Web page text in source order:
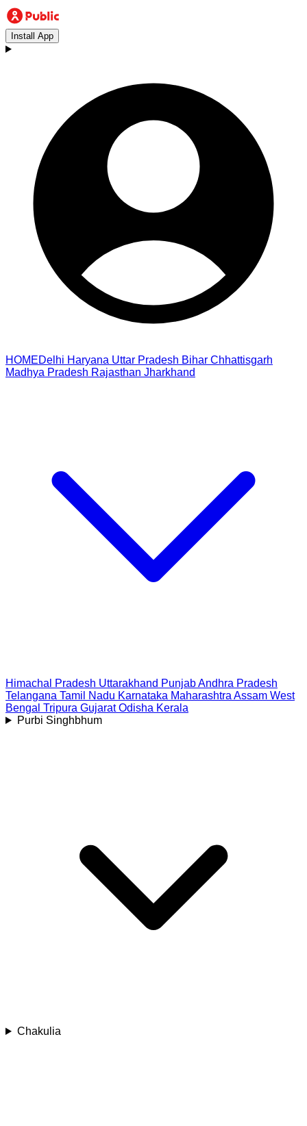
Install App
HOMEDelhi Haryana Uttar Pradesh Bihar Chhattisgarh
Madhya Pradesh Rajasthan Jharkhand
Himachal Pradesh Uttarakhand PunjabAndhra Pradesh
Telangana Tamil Nadu Karnataka Maharashtra Assam West
Bengal Tripura Gujarat Odisha Kerala
Purbi Singhbhum
Chakulia